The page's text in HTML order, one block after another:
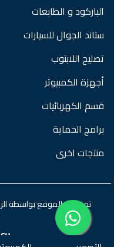
الباركود و الطابعات
ستاند الجوال للسيارات
تصليح اللابتوب
أجهزة الكمبيوتر
قسم الكهربائيات
برامج الحماية
منتجات اخرى
تم تطوير الموقع بواسطة